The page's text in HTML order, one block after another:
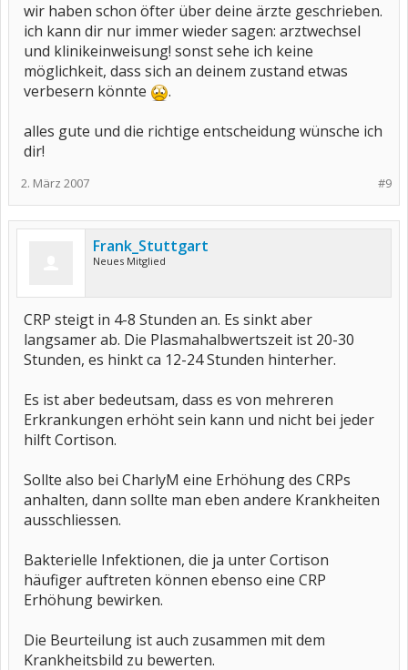
wir haben schon öfter über deine ärzte geschrieben.
ich kann dir nur immer wieder sagen: arztwechsel
und klinikeinweisung! sonst sehe ich keine
möglichkeit, dass sich an deinem zustand etwas
verbesern könnte
.
alles gute und die richtige entscheidung wünsche ich
dir!
#9
2. März 2007
Frank_Stuttgart
Neues Mitglied
CRP steigt in 4-8 Stunden an. Es sinkt aber
langsamer ab. Die Plasmahalbwertszeit ist 20-30
Stunden, es hinkt ca 12-24 Stunden hinterher.
Es ist aber bedeutsam, dass es von mehreren
Erkrankungen erhöht sein kann und nicht bei jeder
hilft Cortison.
Sollte also bei CharlyM eine Erhöhung des CRPs
anhalten, dann sollte man eben andere Krankheiten
ausschliessen.
Bakterielle Infektionen, die ja unter Cortison
häufiger auftreten können ebenso eine CRP
Erhöhung bewirken.
Die Beurteilung ist auch zusammen mit dem
Krankheitsbild zu bewerten.